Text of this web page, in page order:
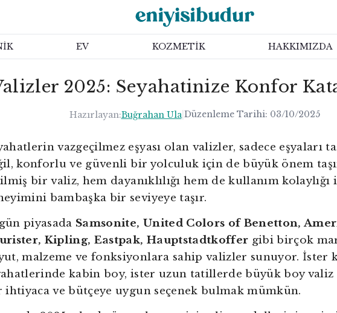
EV KOZMETİK HAKKIMIZDA
2025: Seyahatinize Konfor
Hazırlayan:Buğrahan Ula Düzenleme Tarihi: 03/10/2025
vazgeçilmez eşyası olan valizler, sadece eşyaları
konforlu ve güvenli bir yolculuk için de büyük önem
bir valiz, hem dayanıklılığı hem de kullanım kolaylığı
bambaşka bir seviyeye taşır.
piyasada Samsonite, United Colors of Benetton,
Kipling, Eastpak, Hauptstadtkoffer gibi birçok
malzeme ve fonksiyonlara sahip valizler sunuyor. İster
kabin boy, ister uzun tatillerde büyük boy valiz
ihtiyaca ve bütçeye uygun seçenek bulmak mümkün.